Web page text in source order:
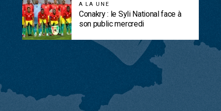
A LA UNE
Conakry : le Syli National face à
son public mercredi